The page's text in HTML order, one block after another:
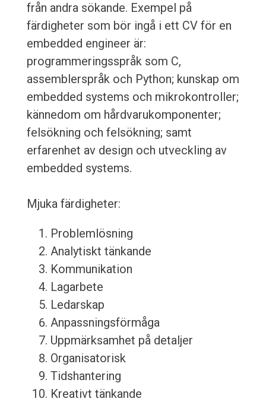
från andra sökande. Exempel på
färdigheter som bör ingå i ett CV för en
embedded engineer är:
programmeringsspråk som C,
assemblerspråk och Python; kunskap om
embedded systems och mikrokontroller;
kännedom om hårdvarukomponenter;
felsökning och felsökning; samt
erfarenhet av design och utveckling av
embedded systems.
Mjuka färdigheter:
Problemlösning
Analytiskt tänkande
Kommunikation
Lagarbete
Ledarskap
Anpassningsförmåga
Uppmärksamhet på detaljer
Organisatorisk
Tidshantering
Kreativt tänkande